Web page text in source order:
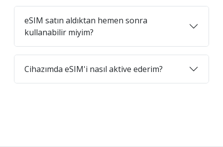
eSIM satın aldıktan hemen sonra
kullanabilir miyim?
Cihazımda eSIM'i nasıl aktive ederim?